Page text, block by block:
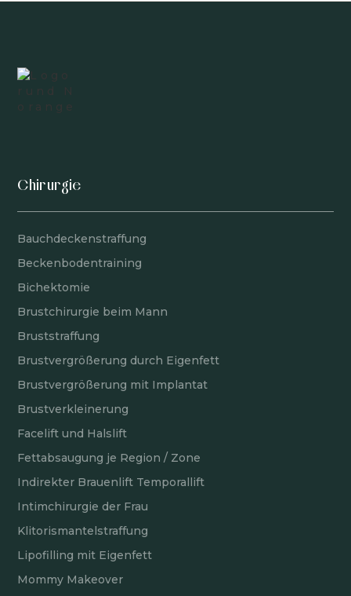
Chirurgie
Bauchdeckenstraffung
Beckenbodentraining
Bichektomie
Brustchirurgie beim Mann
Bruststraffung
Brustvergrößerung durch Eigenfett
Brustvergrößerung mit Implantat
Brustverkleinerung
Facelift und Halslift
Fettabsaugung je Region / Zone
Indirekter Brauenlift Temporallift
Intimchirurgie der Frau
Klitorismantelstraffung
Lipofilling mit Eigenfett
Mommy Makeover